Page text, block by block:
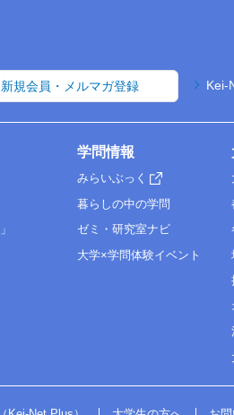
新規会員・メルマガ登録 Kei-
学問情報
みらいぶっく
暮らしの中の学問
ゼミ・研究室ナビ
大学×学問体験イベント